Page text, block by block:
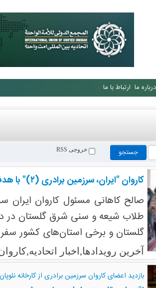
درباره ما ارتباط با ما
خروجی RSS
کاروان "ایران، سرزمین برادری (۲)" با هدف تقویت ارتباطات میان نخبگان شیعه و سنی در ایران وارد استان گلستان شد.
صالح کاهانی مسئول کاروان
گلستان و برخی استان‌های کشور
آخرین رویدادها,اخبار
بازدید اعضای کاروان سرزمین برادری از کارخانه